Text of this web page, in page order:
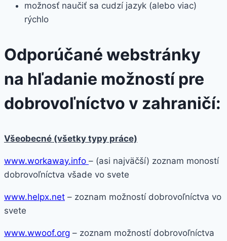
možnosť naučiť sa cudzí jazyk (alebo viac)
rýchlo
Odporúčané webstránky
na hľadanie možností pre
dobrovoľníctvo v zahraničí:
Všeobecné (všetky typy práce)
www.workaway.info – (asi najväčší) zoznam moností
dobrovoľníctva všade vo svete
www.helpx.net – zoznam možností dobrovoľníctva vo
svete
www.wwoof.org – zoznam možností dobrovoľníctva